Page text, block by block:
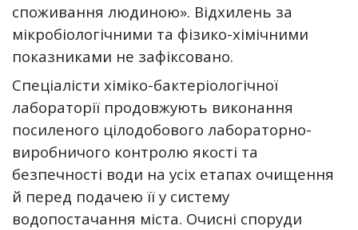
споживання людиною». Відхилень за
мікробіологічними та фізико-хімічними
показниками не зафіксовано.
Спеціалісти хіміко-бактеріологічної
лабораторії продовжують виконання
посиленого цілодобового лабораторно-
виробничого контролю якості та
безпечності води на усіх етапах очищення
й перед подачею її у систему
водопостачання міста. Очисні споруди